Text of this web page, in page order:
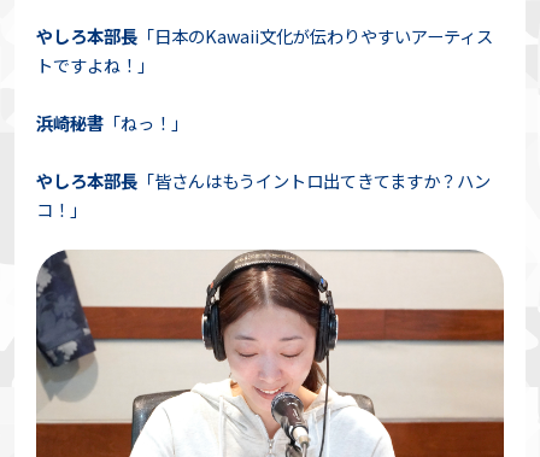
やしろ本部長「日本のKawaii文化が伝わりやすいアーティス
トですよね！」
浜崎秘書「ねっ！」
やしろ本部長「皆さんはもうイントロ出てきてますか？ハン
コ！」